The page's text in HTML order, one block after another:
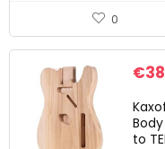
0
€
to